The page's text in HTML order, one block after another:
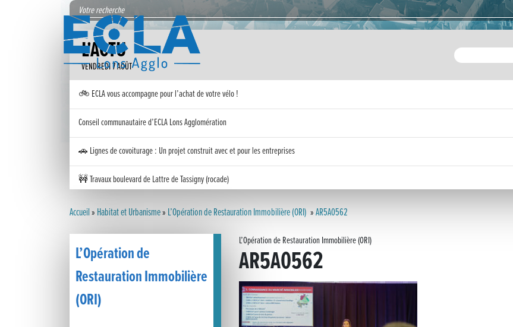
L'ACTU
VENDREDI 7 AOÛT
🚲 ECLA vous accompagne pour l’achat de votre vélo !
Conseil communautaire d’ECLA Lons Agglomération
🚗 Lignes de covoiturage : Un projet construit avec et pour les entreprises
🚧 Travaux boulevard de Lattre de Tassigny (rocade)
Inauguration nouvelle station d’épuration (STEP) de Trenal
Festival des solutions écologiques 2026
Meilleurs voeux 2026
« France, une histoire d’amour », l’avant-première au Cinéma 4C !
Accueil» Habitat et Urbanisme» L’Opération de Restauration Immobilière (ORI) »AR5A0562
L’Opération de
Restauration Immobilière
(ORI)
L’Opération de Restauration Immobilière (ORI)
AR5A0562